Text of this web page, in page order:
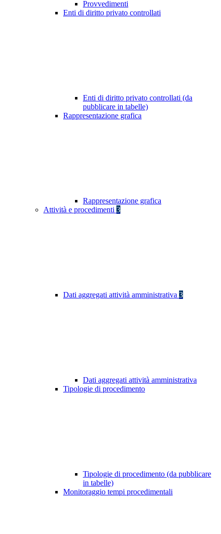
Provvedimenti
Enti di diritto privato controllati
Enti di diritto privato controllati (da
pubblicare in tabelle)
Rappresentazione grafica
Rappresentazione grafica
Attività e procedimenti 3
Dati aggregati attività amministrativa 3
Dati aggregati attività amministrativa
Tipologie di procedimento
Tipologie di procedimento (da pubblicare
in tabelle)
Monitoraggio tempi procedimentali